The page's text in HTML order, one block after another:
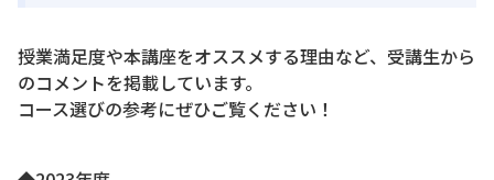
授業満足度や本講座をオススメする理由など、受講生から
のコメントを掲載しています。
コース選びの参考にぜひご覧ください！